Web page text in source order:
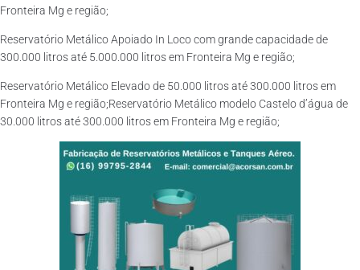
Fronteira Mg e região;
Reservatório Metálico Apoiado In Loco com grande capacidade de
300.000 litros até 5.000.000 litros em Fronteira Mg e região;
Reservatório Metálico Elevado de 50.000 litros até 300.000 litros em
Fronteira Mg e região;Reservatório Metálico modelo Castelo d’água de
30.000 litros até 300.000 litros em Fronteira Mg e região;